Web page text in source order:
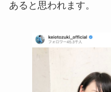
あると思われます。